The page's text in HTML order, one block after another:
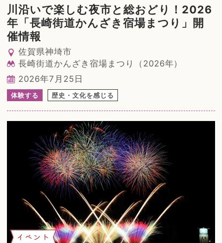
川沿いで楽しむ夜市と総おどり！2026
年「長崎街道かんざき宿場まつり」開
催情報
佐賀県神埼市
長崎街道かんざき宿場まつり（2026年）
2026年7月25日
体験する 歴史・文化を感じる
イベント